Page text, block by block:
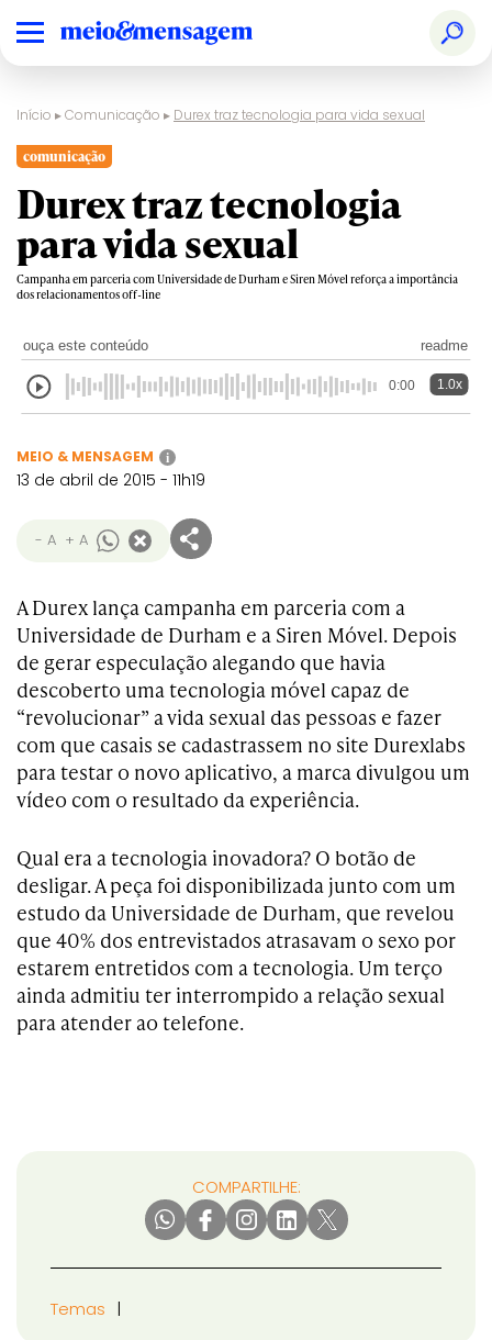
Início ▸Comunicação ▸ Durex traz tecnologia para vida sexual
comunicação
Durex traz tecnologia
para vida sexual
Campanha em parceria com Universidade de Durham e Siren Móvel reforça a importância
dos relacionamentos off-line
ouça este conteúdo readme
0:00 1.0x
MEIO & MENSAGEM i
13 de abril de 2015 - 11h19
- A + A
A Durex lança campanha em parceria com a
Universidade de Durham e a Siren Móvel. Depois
de gerar especulação alegando que havia
descoberto uma tecnologia móvel capaz de
“revolucionar” a vida sexual das pessoas e fazer
com que casais se cadastrassem no site Durexlabs
para testar o novo aplicativo, a marca divulgou um
vídeo com o resultado da experiência.
Qual era a tecnologia inovadora? O botão de
desligar. A peça foi disponibilizada junto com um
estudo da Universidade de Durham, que revelou
que 40% dos entrevistados atrasavam o sexo por
estarem entretidos com a tecnologia. Um terço
ainda admitiu ter interrompido a relação sexual
para atender ao telefone.
COMPARTILHE:
Temas